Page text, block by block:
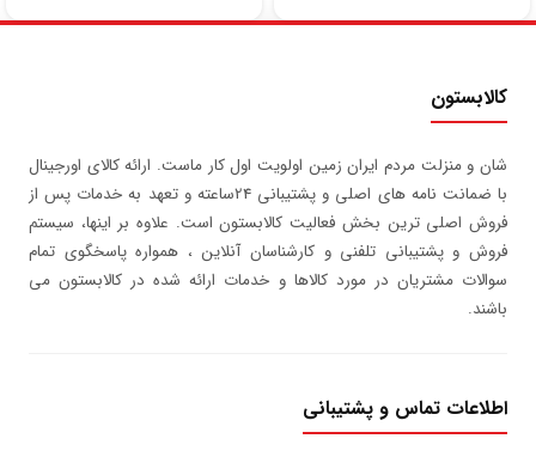
کالابستون
شان و منزلت مردم ایران زمین اولویت اول کار ماست. ارائه کالای اورجینال
با ضمانت نامه های اصلی و پشتیبانی 24ساعته و تعهد به خدمات پس از
فروش اصلی ترین بخش فعالیت کالابستون است. علاوه بر اینها، سیستم
فروش و پشتیبانی تلفنی و کارشناسان آنلاین ، همواره پاسخگوی تمام
سوالات مشتریان در مورد کالاها و خدمات ارائه شده در کالابستون می
باشند.
اطلاعات تماس و پشتیبانی